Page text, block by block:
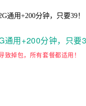
致掉包，所有套餐都适用！